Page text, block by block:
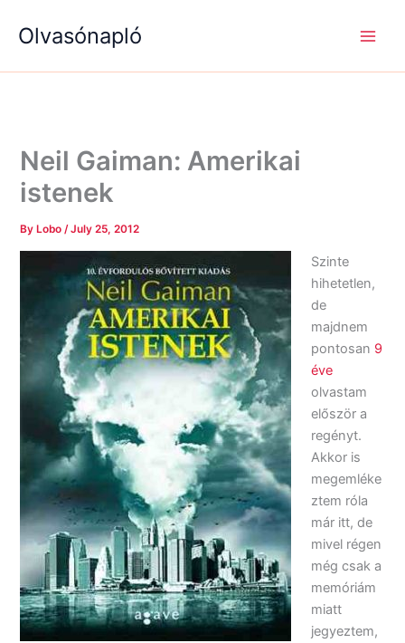
Olvasónapló
Neil Gaiman: Amerikai
istenek
By Lobo/July 25, 2012
Szinte
hihetetlen,
de
majdnem
pontosan 9
éve
olvastam
először a
regényt.
Akkor is
megemléke
ztem róla
már itt, de
mivel régen
még csak a
memóriám
miatt
jegyeztem,
e
a
é
g
k
é
g
k